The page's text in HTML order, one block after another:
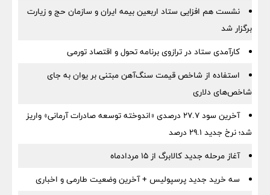
نشست هم افزایی ستاد اربعین بیمه ایران و سازمان حج و زیارت
برگزار شد
کارآمدی ستاد در ترازوی برنامه تحول و اقتصاد تورمی
استفاده از شاخص قیمت سنگ‌آهن مبتنی بر یوان به جای
شاخص‌های دلاری
آخرین سود ۲۷.۷ درصدی «اندوخته توسعه صادرات آرمانی» واریز
شد؛ نرخ جدید ۲۹.۱ درصد
آغاز مرحله جدید کالابرگ از ۱۵ مردادماه
سه خرید جدید پرسپولیس + آخرین وضعیت طارمی و اخباری